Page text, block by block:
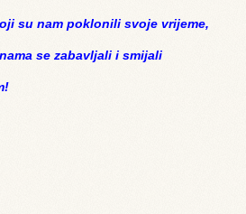
su nam poklonili svoje vrijeme,
se zabavljali i smijali